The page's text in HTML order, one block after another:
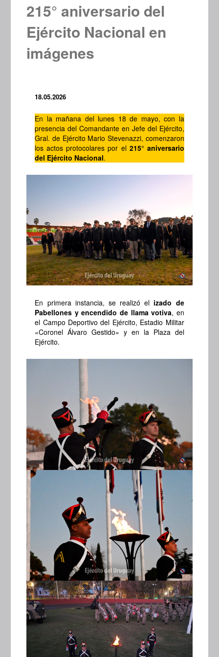
215° aniversario del
Ejército Nacional en
imágenes
18.05.2026
En la mañana del lunes 18 de mayo, con la
presencia del Comandante en Jefe del Ejército,
Gral. de Ejército Mario Stevenazzi, comenzaron
los actos protocolares por el 215° aniversario
del Ejército Nacional.
En primera instancia, se realizó el izado de
Pabellones y encendido de llama votiva, en
el Campo Deportivo del Ejército, Estadio Militar
«Coronel Álvaro Gestido» y en la Plaza del
Ejército.